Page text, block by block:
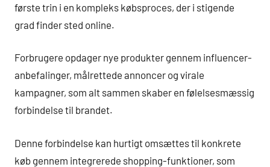
første trin i en kompleks købsproces, der i stigende
grad finder sted online.
Forbrugere opdager nye produkter gennem influencer-
anbefalinger, målrettede annoncer og virale
kampagner, som alt sammen skaber en følelsesmæssig
forbindelse til brandet.
Denne forbindelse kan hurtigt omsættes til konkrete
køb gennem integrerede shopping-funktioner, som